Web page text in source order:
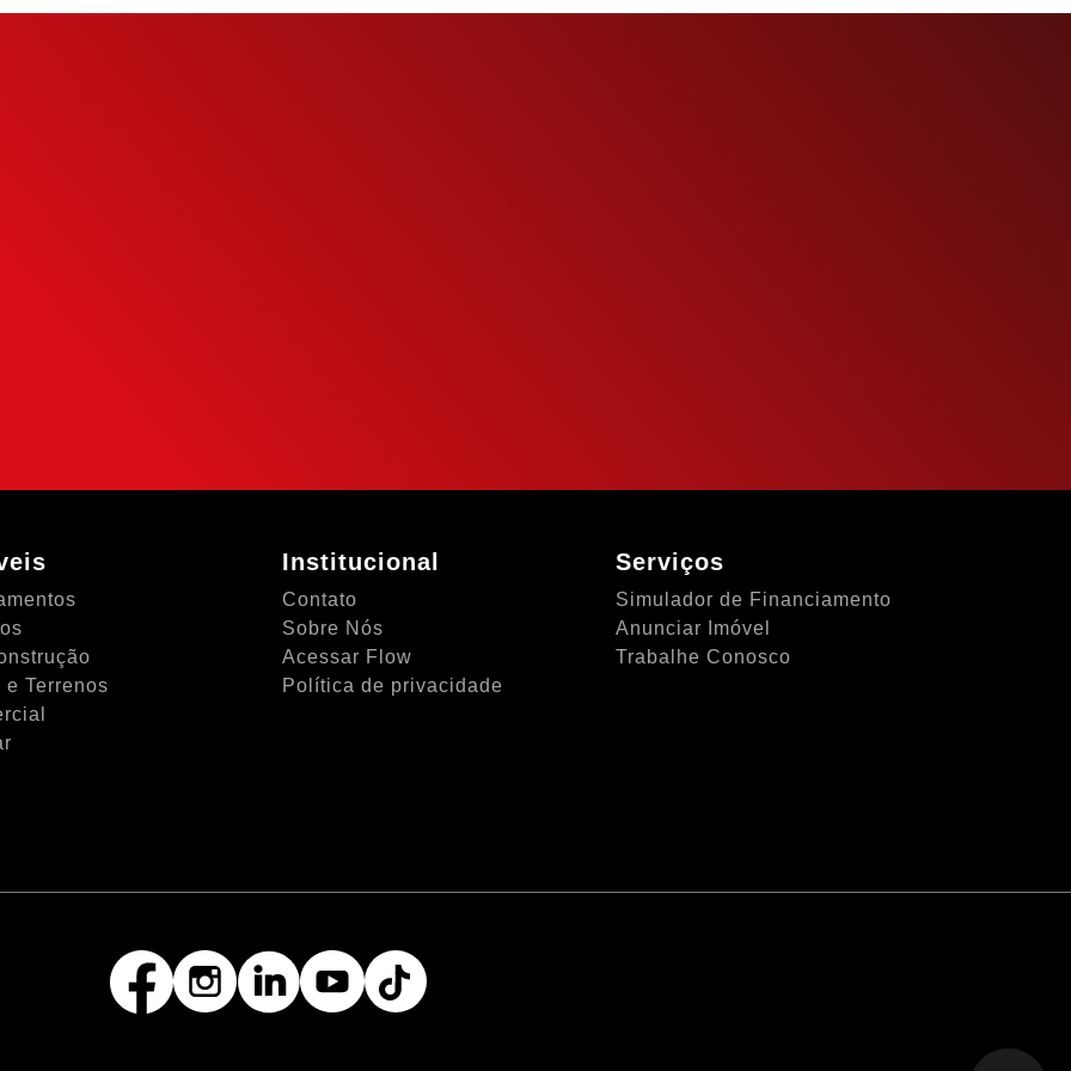
e Terrenos
Institucional
Contato
Sobre Nós
Acessar Flow
Política de privacidade
Serviços
Simulador de Financiamento
Anunciar Imóvel
Trabalhe Conosco